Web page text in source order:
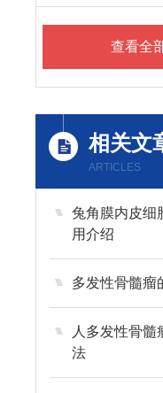
查看全
相关文
ARTICLES
兔角膜内皮细
用介绍
多发性骨髓瘤
人多发性骨髓
法